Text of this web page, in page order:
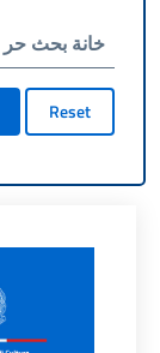
خانة بحث حر
Reset